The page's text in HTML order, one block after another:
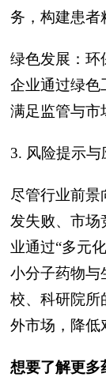
务，构建患者
绿色发展：环
企业通过绿色
满足监管与市
3. 风险提示与
尽管行业前景
发失败、市场
业通过“多元
小分子药物与
校、科研院所
外市场，降低
想要了解更多